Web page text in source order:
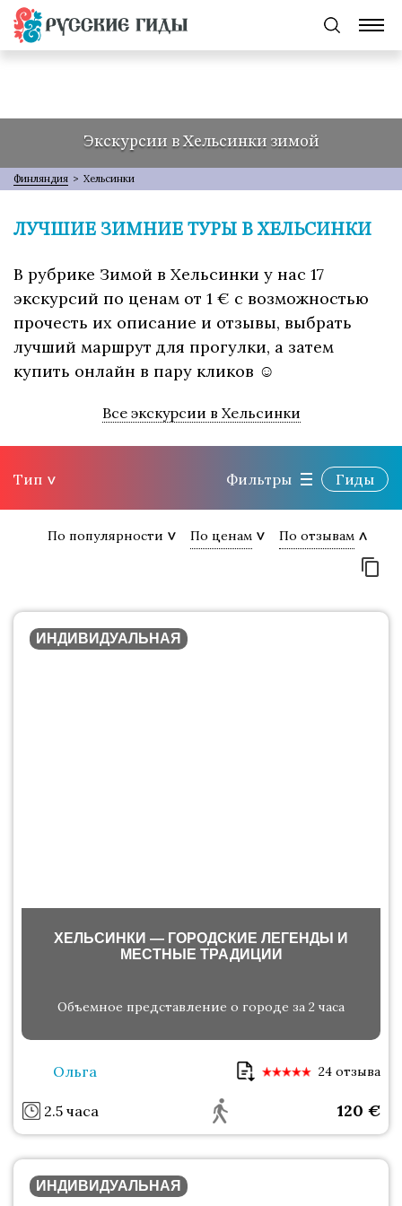
Экскурсии в Хельсинки зимой
Финляндия > Хельсинки
ЛУЧШИЕ ЗИМНИЕ ТУРЫ В ХЕЛЬСИНКИ
В рубрике Зимой в Хельсинки у нас 17
экскурсий по ценам от 1 € с возможностью
прочесть их описание и отзывы, выбрать
лучший маршрут для прогулки, а затем
купить онлайн в пару кликов ☺
Все экскурсии в Хельсинки
Тип Фильтры Гиды
По популярности По ценам По отзывам
ИНДИВИДУАЛЬНАЯ
ХЕЛЬСИНКИ — ГОРОДСКИЕ ЛЕГЕНДЫ И
МЕСТНЫЕ ТРАДИЦИИ
Объемное представление о городе за 2 часа
Ольга 24 отзыва
2.5 часа 120 €
ИНДИВИДУАЛЬНАЯ